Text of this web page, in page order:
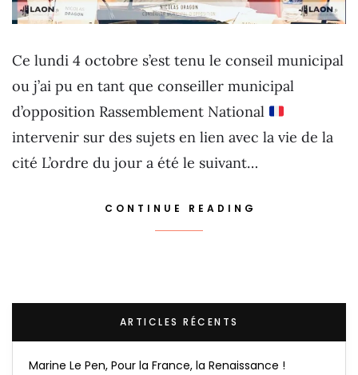
Ce lundi 4 octobre s’est tenu le conseil municipal
ou j’ai pu en tant que conseiller municipal
d’opposition Rassemblement National
intervenir sur des sujets en lien avec la vie de la
cité L’ordre du jour a été le suivant…
CONTINUE READING
ARTICLES RÉCENTS
Marine Le Pen, Pour la France, la Renaissance !